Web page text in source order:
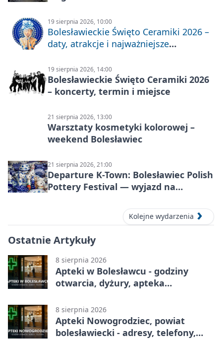
19 sierpnia 2026, 10:00
Bolesławieckie Święto Ceramiki 2026 –
daty, atrakcje i najważniejsze
19 sierpnia 2026, 14:00
Bolesławieckie Święto Ceramiki 2026
– koncerty, termin i miejsce
21 sierpnia 2026, 13:00
Warsztaty kosmetyki kolorowej –
weekend Bolesławiec
21 sierpnia 2026, 21:00
Departure K-Town: Bolesławiec Polish
Pottery Festival — wyjazd na
Kolejne wydarzenia
Ostatnie Artykuły
8 sierpnia 2026
Apteki w Bolesławcu - godziny
otwarcia, dyżury, apteka
8 sierpnia 2026
Apteki Nowogrodziec, powiat
bolesławiecki - adresy, telefony,